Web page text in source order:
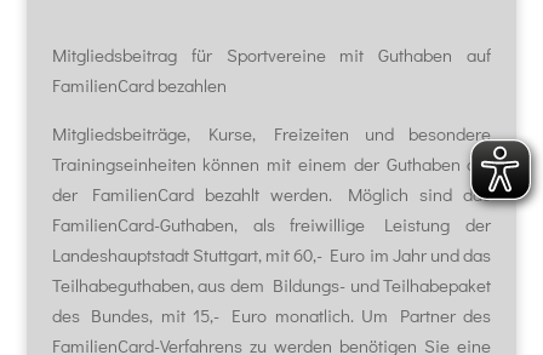
Mitgliedsbeitrag für Sportvereine mit Guthaben auf
FamilienCard bezahlen
Mitgliedsbeiträge, Kurse, Freizeiten und besondere
Trainingseinheiten können mit einem der Guthaben auf
der FamilienCard bezahlt werden. Möglich sind das
FamilienCard-Guthaben, als freiwillige Leistung der
Landeshauptstadt Stuttgart, mit 60,- Euro im Jahr und das
Teilhabeguthaben, aus dem Bildungs- und Teilhabepaket
des Bundes, mit 15,- Euro monatlich. Um Partner des
FamilienCard-Verfahrens zu werden benötigen Sie eine